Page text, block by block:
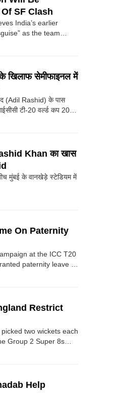
SF Clash
India’s earlier
as the team
Wankhede
सेमीफाइनल में
(Adil Rashid) के पास
टी-20 वर्ल्ड कप 2026
Khan का खास
मुंबई के वानखेड़े स्टेडियम में
On Paternity
at the ICC T20
paternity leave to
against England at
Restrict
two wickets each
Group 2 Super 8s
Stadium in
Help